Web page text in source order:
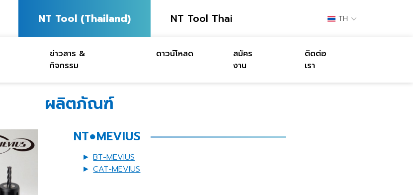
NT Tool (Thailand) NT Tool Thai TH
ข่าวสาร &
กิจกรรม
ดาวน์โหลด
สมัคร
งาน
ติดต่อ
เรา
ผลิตภัณฑ์
NT●MEVIUS
►BT-MEVIUS
►CAT-MEVIUS